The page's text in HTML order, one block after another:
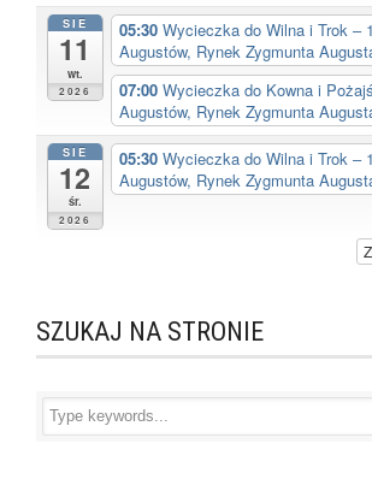
SIE
11
wt.
2026
05:30 Wycieczka do Wilna i Trok –
Augustów, Rynek Zygmunta
07:00 Wycieczka do Kowna i
Augustów, Rynek Zygmunta
SIE
12
śr.
2026
05:30 Wycieczka do Wilna i Trok –
Augustów, Rynek Zygmunta
SZUKAJ NA STRONIE